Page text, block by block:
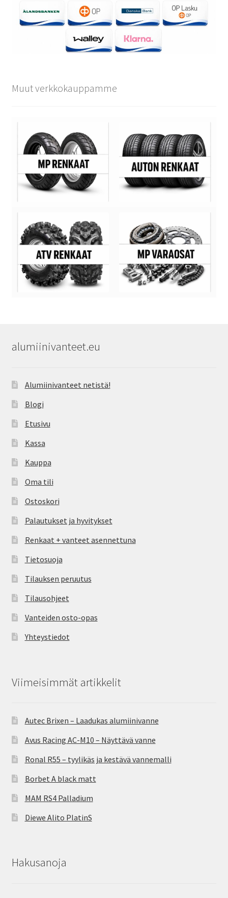
Muut verkkokauppamme
alumiinivanteet.eu
Alumiinivanteet netistä!
Blogi
Etusivu
Kassa
Kauppa
Oma tili
Ostoskori
Palautukset ja hyvitykset
Renkaat + vanteet asennettuna
Tietosuoja
Tilauksen peruutus
Tilausohjeet
Vanteiden osto-opas
Yhteystiedot
Viimeisimmät artikkelit
Autec Brixen – Laadukas alumiinivanne
Avus Racing AC-M10 – Näyttävä vanne
Ronal R55 – tyylikäs ja kestävä vannemalli
Borbet A black matt
MAM RS4 Palladium
Diewe Alito PlatinS
Hakusanoja